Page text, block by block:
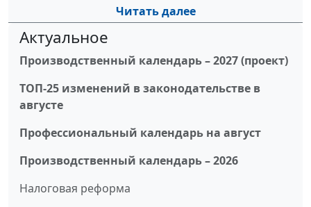
Читать далее
Актуальное
Производственный календарь – 2027 (проект)
ТОП-25 изменений в законодательстве в
августе
Профессиональный календарь на август
Производственный календарь – 2026
Налоговая реформа